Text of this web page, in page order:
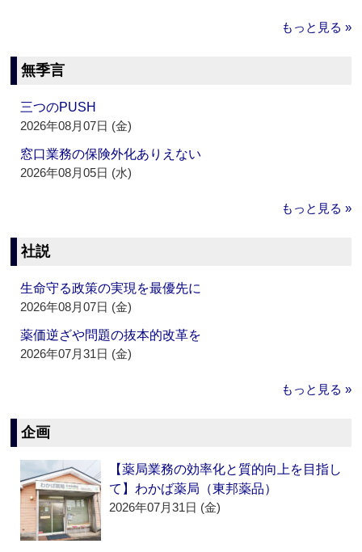
もっと見る »
無季言
三つのPUSH
2026年08月07日 (金)
窓口業務の保険外化ありえない
2026年08月05日 (水)
もっと見る »
社説
生命守る政策の実現を最優先に
2026年08月07日 (金)
薬価逆ざや問題の抜本的改革を
2026年07月31日 (金)
もっと見る »
企画
【薬局業務の効率化と質的向上を目指し
て】わかば薬局（東邦薬品）
2026年07月31日 (金)